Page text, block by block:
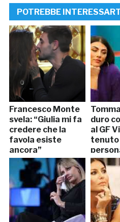
POTREBBE
Francesco Monte
svela: “Giulia mi fa
credere che la
favola esiste
ancora”
duro
al GF
tenuto